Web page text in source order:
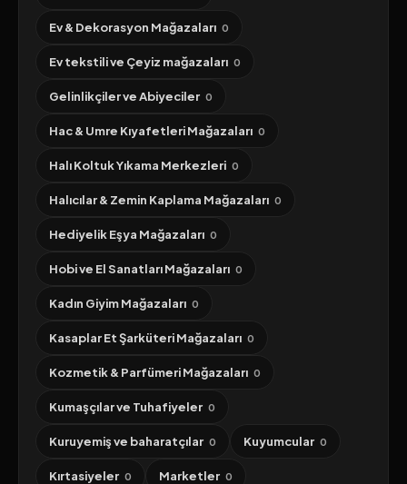
Ev & Dekorasyon Mağazaları 0
Ev tekstili ve Çeyiz mağazaları 0
Gelinlikçiler ve Abiyeciler 0
Hac & Umre Kıyafetleri Mağazaları 0
Halı Koltuk Yıkama Merkezleri 0
Halıcılar & Zemin Kaplama Mağazaları 0
Hediyelik Eşya Mağazaları 0
Hobi ve El Sanatları Mağazaları 0
Kadın Giyim Mağazaları 0
Kasaplar Et Şarküteri Mağazaları 0
Kozmetik & Parfümeri Mağazaları 0
Kumaşçılar ve Tuhafiyeler 0
Kuruyemiş ve baharatçılar 0 Kuyumcular 0
Kırtasiyeler 0 Marketler 0